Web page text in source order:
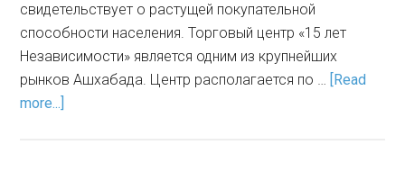
свидетельствует о растущей покупательной
способности населения. Торговый центр «15 лет
Независимости» является одним из крупнейших
рынков Ашхабада. Центр располагается по … [Read
more...]